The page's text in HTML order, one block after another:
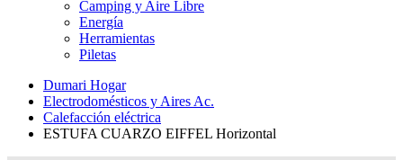
Camping y Aire Libre
Energía
Herramientas
Piletas
Dumari Hogar
Electrodomésticos y Aires Ac.
Calefacción eléctrica
ESTUFA CUARZO EIFFEL Horizontal